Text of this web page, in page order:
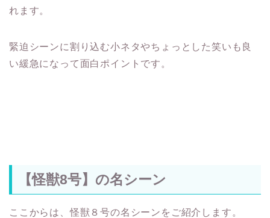
れます。
緊迫シーンに割り込む小ネタやちょっとした笑いも良
い緩急になって面白ポイントです。
【怪獣8号】の名シーン
ここからは、怪獣８号の名シーンをご紹介します。